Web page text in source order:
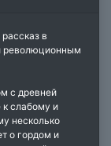
в
революционным
с древней
к слабому и
несколько
о гордом и